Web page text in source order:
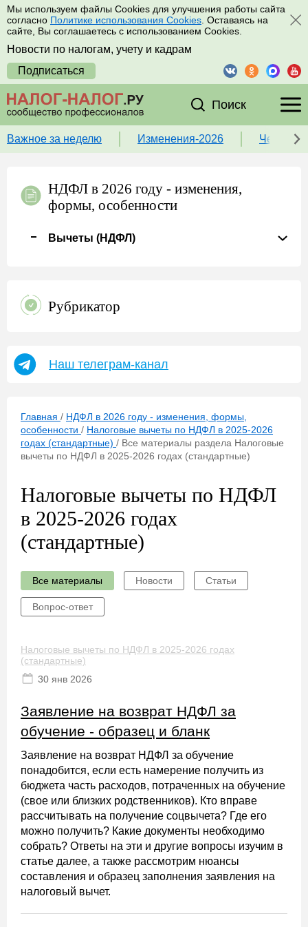
Мы используем файлы Cookies для улучшения работы сайта
согласно Политике использования Cookies . Оставаясь на
сайте, Вы соглашаетесь с использованием Cookies.
Новости по налогам, учету и кадрам
Подписаться
Поиск
Важное за неделю Изменения-2026 Чек-
НДФЛ в 2026 году - изменения,
формы, особенности
Вычеты (НДФЛ)
Рубрикатор
Наш телеграм-канал
Главная / НДФЛ в 2026 году - изменения, формы,
особенности / Налоговые вычеты по НДФЛ в 2025-2026
годах (стандартные) / Все материалы раздела Налоговые
вычеты по НДФЛ в 2025-2026 годах (стандартные)
Налоговые вычеты по НДФЛ
в 2025-2026 годах
(стандартные)
Все материалы Новости Статьи
Вопрос-ответ
Налоговые вычеты по НДФЛ в 2025-2026 годах
(стандартные)
30 янв 2026
Заявление на возврат НДФЛ за
обучение - образец и бланк
Заявление на возврат НДФЛ за обучение
понадобится, если есть намерение получить из
бюджета часть расходов, потраченных на обучение
(свое или близких родственников). Кто вправе
рассчитывать на получение соцвычета? Где его
можно получить? Какие документы необходимо
собрать? Ответы на эти и другие вопросы изучим в
статье далее, а также рассмотрим нюансы
составления и образец заполнения заявления на
налоговый вычет.